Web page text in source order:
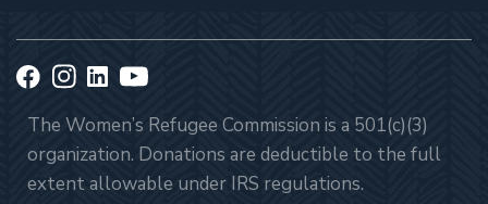
The Women’s Refugee Commission is a 501(c)(3)
organization. Donations are deductible to the full
extent allowable under IRS regulations.